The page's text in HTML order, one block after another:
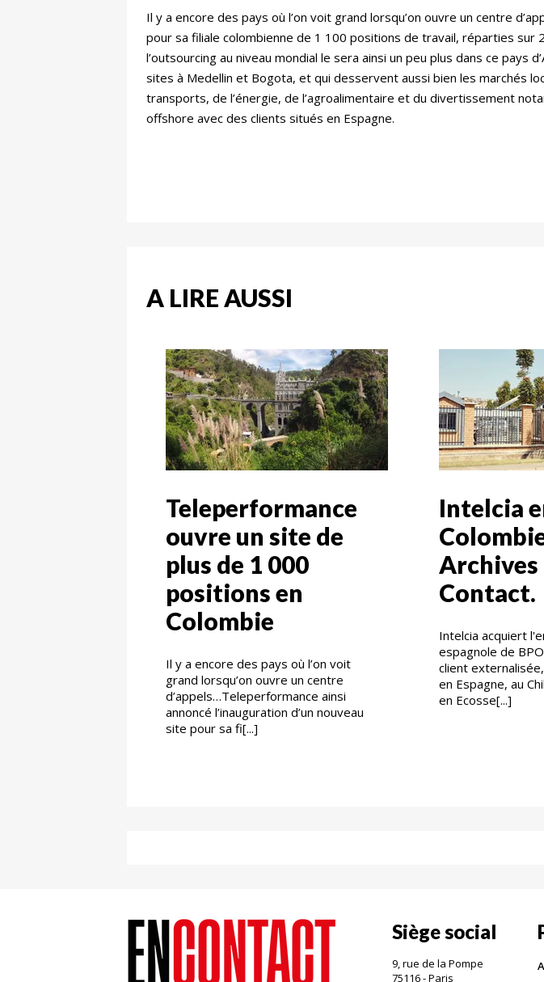
Il y a encore des pays où l’on voit grand lorsqu’on ouvre un centre
pour sa filiale colombienne de 1 100 positions de travail, réparties sur
l’outsourcing au niveau mondial le sera ainsi un peu plus dans ce pays
sites à Medellin et Bogota, et qui desservent aussi bien les marchés
transports, de l’énergie, de l’agroalimentaire et du divertissement
offshore avec des clients situés en Espagne.
A LIRE AUSSI
Teleperformance
ouvre un site de
plus de 1 000
positions en
Colombie
Il y a encore des pays où l’on voit
grand lorsqu’on ouvre un centre
d’appels…Teleperformance ainsi
annoncé l’inauguration d’un nouveau
site pour sa fi[...]
Intelcia
Archives
Contact.
Intelcia acquiert
espagnole de
client
en Espagne, au
en Ecosse[...]
Siège social
9, rue de la Pompe
75116 - Paris